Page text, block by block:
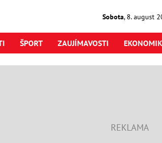
Sobota, 8. august
ŠPORT ZAUJÍMAVOSTI